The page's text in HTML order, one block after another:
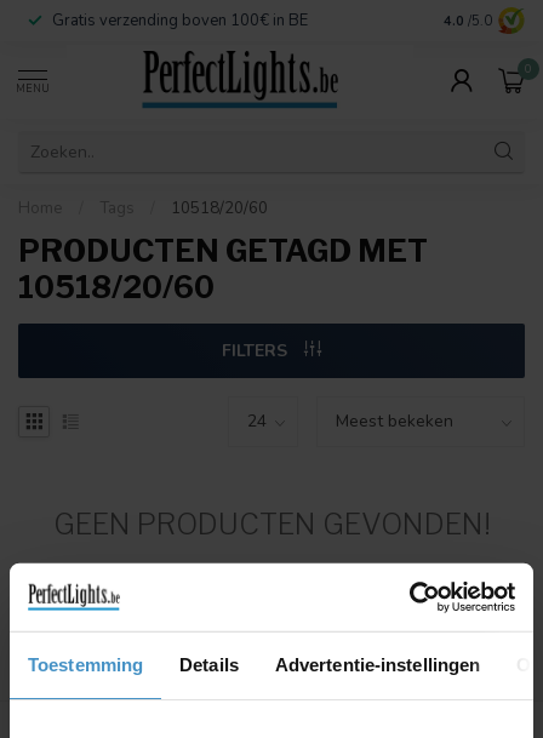
Toestemming Details Advertentie-instellingen
Gratis verzending boven 100€ in BE Veilige
4.0 /5.0
MENU
0
Home Tags 10518/20/60
PRODUCTEN GETAGD MET
10518/20/60
FILTERS
GEEN PRODUCTEN GEVONDEN!
Toon1-0van 0